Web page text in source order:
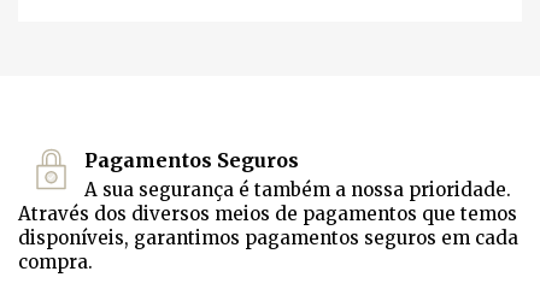
Pagamentos Seguros
A sua segurança é também a nossa prioridade.
Através dos diversos meios de pagamentos que temos
disponíveis, garantimos pagamentos seguros em cada
compra.